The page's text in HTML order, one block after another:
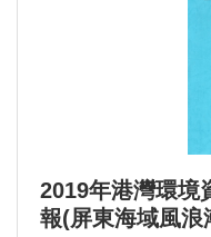
2019年港灣環境
報(屏東海域風浪